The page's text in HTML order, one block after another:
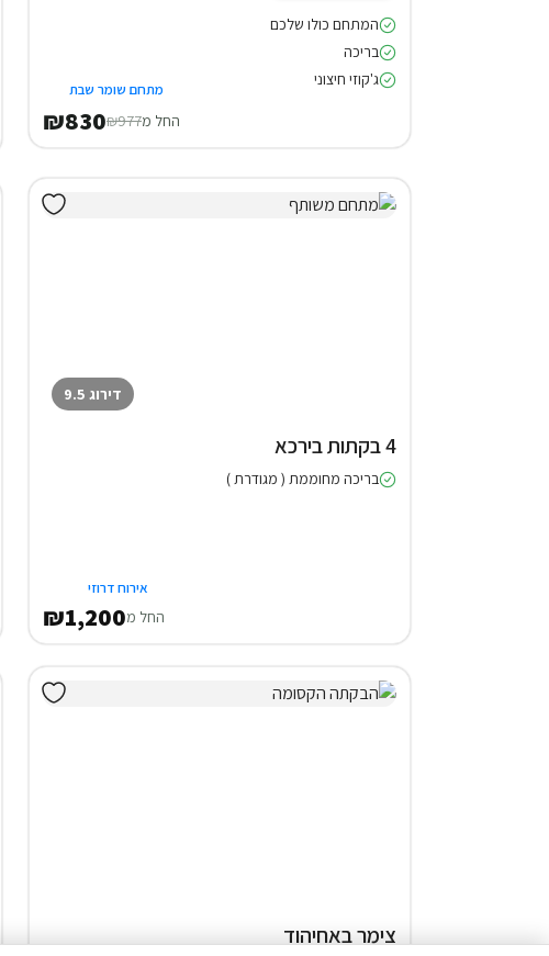
המתחם כולו שלכם
בריכה
ג'קוזי חיצוני
מתחם שומר שבת
החל מ₪977
₪830
דירוג 9.5
4 בקתות בירכא
בריכה מחוממת ( מגודרת )
אירוח דרוזי
החל מ₪1,200
צימר באחיהוד